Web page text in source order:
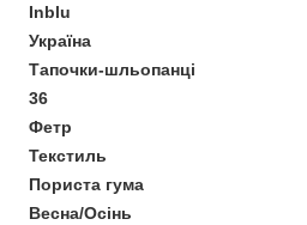
Inblu
Україна
Тапочки-шльопанці
36
Фетр
Текстиль
Пориста гума
Весна/Осінь